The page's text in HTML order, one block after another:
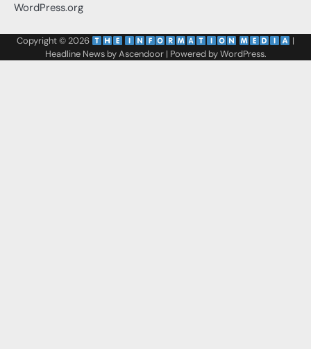
WordPress.org
Copyright © 2026
|
Headline News byAscendoor| Powered byWordPress.